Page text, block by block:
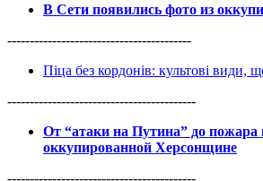
В Сети появились фото из
-----------------------------------------
Піца без кордонів: культові види,
------------------------------------------
От “атаки на Путина” до пожара
оккупированной Херсонщине
------------------------------------------